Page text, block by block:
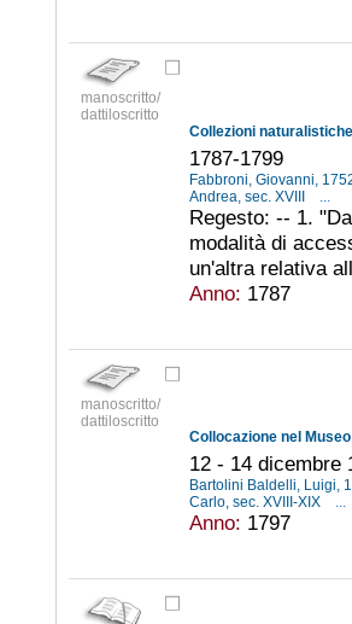
manoscritto/
dattiloscritto
1787-1799
Fabbroni, Giovanni,
Andrea, sec. XVIII
Regesto: -- 1.
modalità di
un'altra relativa
Anno: 1787
manoscritto/
dattiloscritto
12 - 14 dicembre
Bartolini Baldelli, Luigi,
Carlo, sec. XVIII-XIX
...
Anno: 1797